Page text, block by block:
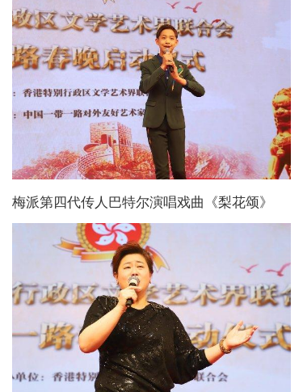
梅派第四代传人巴特尔演唱戏曲《梨花颂》